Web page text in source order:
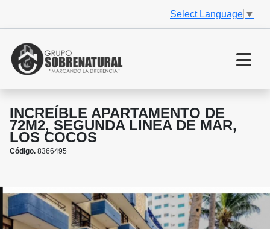
Select Language ▼
INCREÍBLE APARTAMENTO DE
72M2, SEGUNDA LINEA DE MAR,
LOS COCOS
Código. 8366495